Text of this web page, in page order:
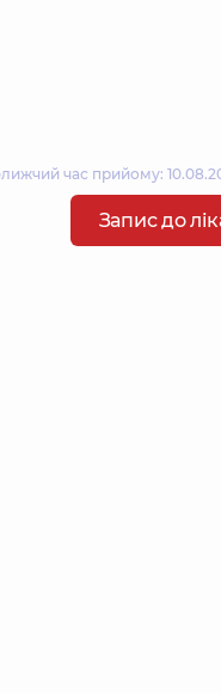
час прийому:
Запис до